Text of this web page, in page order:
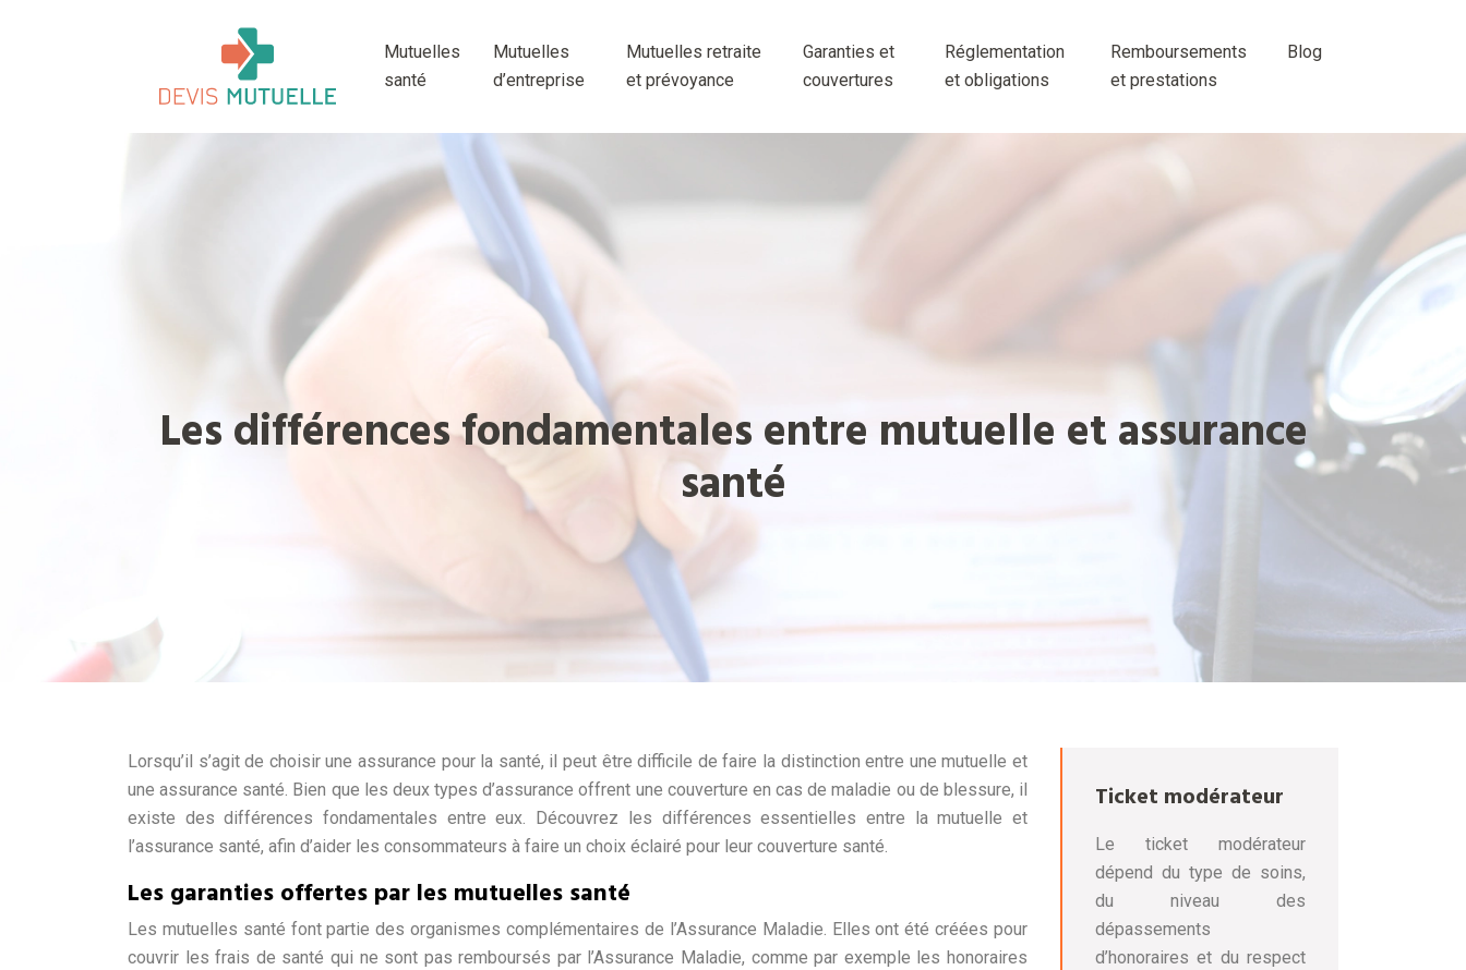
Mutuelles
santé
Mutuelles
d’entreprise
Mutuelles retraite
et prévoyance
Garanties et
couvertures
Réglementation
et obligations
Remboursements
et prestations
Blog
Les différences fondamentales entre mutuelle et assurance
santé
Lorsqu’il s’agit de choisir une assurance pour la santé, il peut être difficile de faire la distinction entre une mutuelle et
une assurance santé. Bien que les deux types d’assurance offrent une couverture en cas de maladie ou de blessure, il
existe des différences fondamentales entre eux. Découvrez les différences essentielles entre la mutuelle et
l’assurance santé, afin d’aider les consommateurs à faire un choix éclairé pour leur couverture santé.
Les garanties offertes par les mutuelles santé
Les mutuelles santé font partie des organismes complémentaires de l’Assurance Maladie. Elles ont été créées pour
couvrir les frais de santé qui ne sont pas remboursés par l’Assurance Maladie, comme par exemple les honoraires
Ticket modérateur
Le ticket modérateur
dépend du type de soins,
du niveau des
dépassements
d’honoraires et du respect